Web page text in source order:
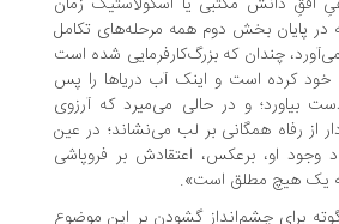
بخش دوم همه مرحله‌های تکامل
که بزرگ‌کارفرمایی شده است
است و اینک آب دریاها را پس
و در حالی می‌میرد که آرزوی
همگانی بر لب می‌نشاند؛ در عین
او، برعکس، اعتقادش بر فروپاشی
مطلق است».
چشم‌انداز گشودن بر این موضوع